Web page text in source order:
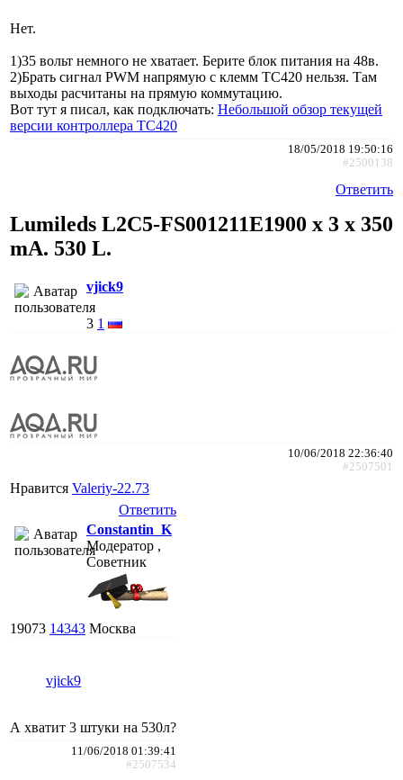
Нет.
1)35 вольт немного не хватает. Берите блок питания на 48в.
2)Брать сигнал PWM напрямую с клемм TC420 нельзя. Там
выходы расчитаны на прямую коммутацию.
Вот тут я писал, как подключать: Небольшой обзор текущей
версии контроллера TC420
18/05/2018 19:50:16
#2500138
Ответить
Lumileds L2C5-FS001211E1900 х 3 х 350
mA. 530 L.
vjick9
3 1
10/06/2018 22:36:40
#2507501
Нравится Valeriy-22.73
Ответить
Constantin_K
Модератор ,
Советник
19073 14343 Москва
vjick9
А хватит 3 штуки на 530л?
11/06/2018 01:39:41
#2507534